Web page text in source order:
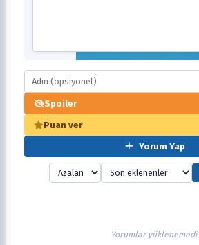
Spoiler
Puan ver
Yorum Yap
Yorumlar yüklenemedi.